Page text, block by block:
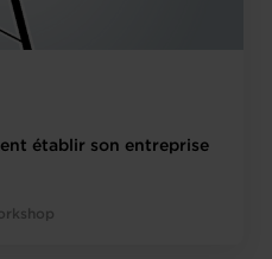
établir son entreprise